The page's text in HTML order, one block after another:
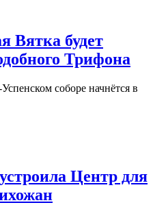
Вятка будет
Трифона
соборе начнётся в
Центр для